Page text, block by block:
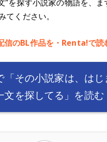
”を探す小説家の物語を、
てください。
信のBL作品を・Renta!で読
「その小説家は、はじ
文を探してる」を読む